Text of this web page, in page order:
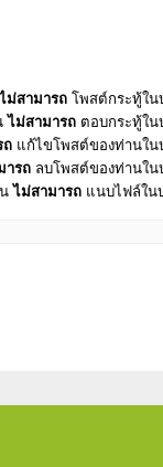
ไม่สามารถ โพสต์กระทู้ใน
ไม่สามารถ ตอบกระทู้ใ
ถ แก้ไขโพสต์ของท่านใน
ารถ ลบโพสต์ของท่านใน
นไม่สามารถ แนบไฟล์ใน